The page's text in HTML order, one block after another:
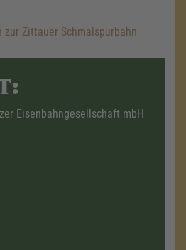
Zittauer Schmalspurbahn
Eisenbahngesellschaft mbH